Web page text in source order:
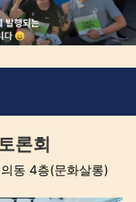
론회
동 4층(문화살롱)